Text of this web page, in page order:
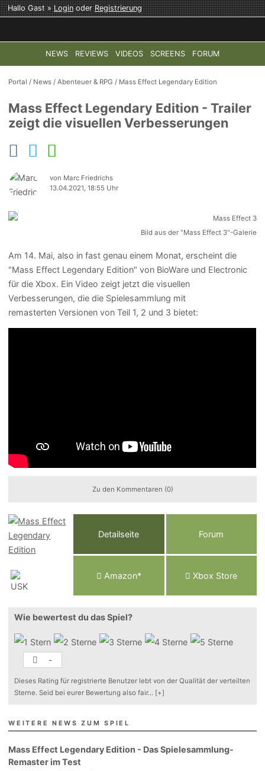
Hallo Gast »LoginoderRegistrierung
NEWS REVIEWS VIDEOS SCREENS FORUM
TOP-THEMEN: COD: MODERN WARFARE 4 HALO:
Portal / News /Abenteuer & RPG / Mass Effect Legendary Edition
Mass Effect Legendary Edition - Trailer
zeigt die visuellen Verbesserungen
von Marc Friedrichs
13.04.2021, 18:55 Uhr
Bild aus der "Mass Effect 3"-Galerie
Am 14. Mai, also in fast genau einem Monat, erscheint die
"Mass Effect Legendary Edition" von BioWare und Electronic
für die Xbox. Ein Video zeigt jetzt die visuellen
Verbesserungen, die die Spielesammlung mit
remasterten Versionen von Teil 1, 2 und 3 bietet:
Zu den Kommentaren (0)
Detailseite Forum
Amazon* Xbox Store
Wie bewertest du das Spiel?
-
Dieses Rating für registrierte Benutzer lebt von der Qualität der verteilten
Sterne. Seid bei eurer Bewertung also fair... [+]
WEITERE NEWS ZUM SPIEL
Mass Effect Legendary Edition - Das Spielesammlung-
Remaster im Test